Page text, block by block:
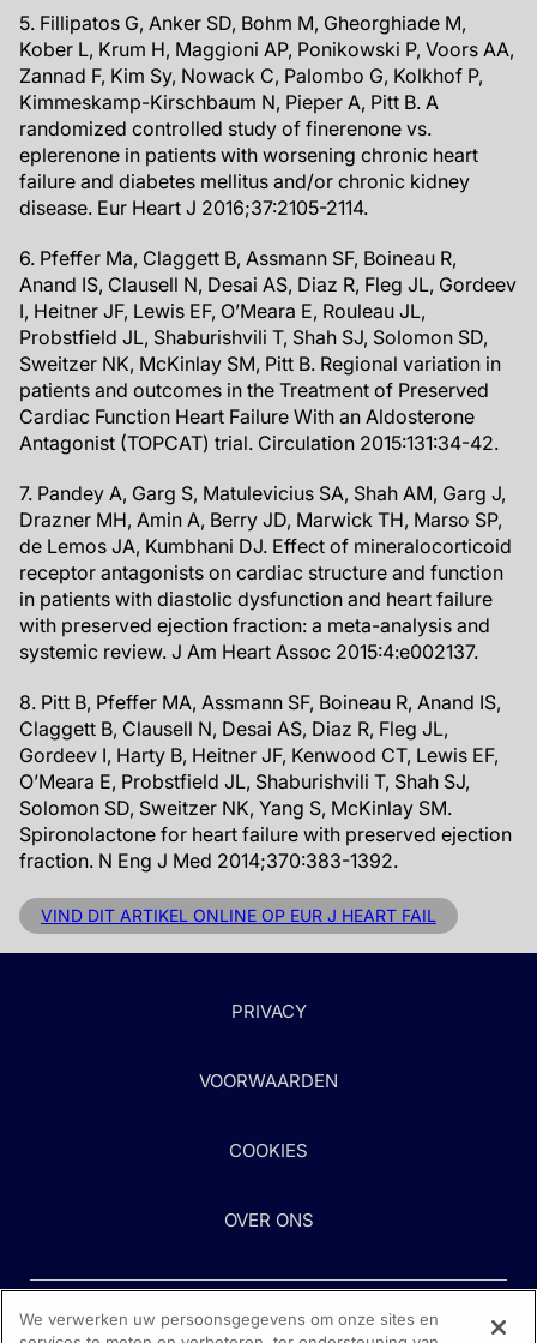
5. Fillipatos G, Anker SD, Bohm M, Gheorghiade M,
Kober L, Krum H, Maggioni AP, Ponikowski P, Voors AA,
Zannad F, Kim Sy, Nowack C, Palombo G, Kolkhof P,
Kimmeskamp-Kirschbaum N, Pieper A, Pitt B. A
randomized controlled study of finerenone vs.
eplerenone in patients with worsening chronic heart
failure and diabetes mellitus and/or chronic kidney
disease. Eur Heart J 2016;37:2105-2114.
6. Pfeffer Ma, Claggett B, Assmann SF, Boineau R,
Anand IS, Clausell N, Desai AS, Diaz R, Fleg JL, Gordeev
I, Heitner JF, Lewis EF, O’Meara E, Rouleau JL,
Probstfield JL, Shaburishvili T, Shah SJ, Solomon SD,
Sweitzer NK, McKinlay SM, Pitt B. Regional variation in
patients and outcomes in the Treatment of Preserved
Cardiac Function Heart Failure With an Aldosterone
Antagonist (TOPCAT) trial. Circulation 2015:131:34-42.
7. Pandey A, Garg S, Matulevicius SA, Shah AM, Garg J,
Drazner MH, Amin A, Berry JD, Marwick TH, Marso SP,
de Lemos JA, Kumbhani DJ. Effect of mineralocorticoid
receptor antagonists on cardiac structure and function
in patients with diastolic dysfunction and heart failure
with preserved ejection fraction: a meta-analysis and
systemic review. J Am Heart Assoc 2015:4:e002137.
8. Pitt B, Pfeffer MA, Assmann SF, Boineau R, Anand IS,
Claggett B, Clausell N, Desai AS, Diaz R, Fleg JL,
Gordeev I, Harty B, Heitner JF, Kenwood CT, Lewis EF,
O’Meara E, Probstfield JL, Shaburishvili T, Shah SJ,
Solomon SD, Sweitzer NK, Yang S, McKinlay SM.
Spironolactone for heart failure with preserved ejection
fraction. N Eng J Med 2014;370:383-1392.
VIND DIT ARTIKEL ONLINE OP EUR J HEART FAIL
PRIVACY
VOORWAARDEN
COOKIES
OVER ONS
We verwerken uw persoonsgegevens om onze sites en